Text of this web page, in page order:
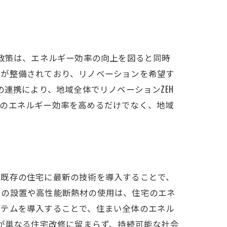
は、エネルギー効率の向上を図ると同時
整備されており、リノベーションを希望す
携により、地域全体でリノベーションZEH
エネルギー効率を高めるだけでなく、地域
の住宅に最新の技術を導入することで、
設置や高性能断熱材の使用は、住宅のエネ
ムを導入することで、住まい全体のエネル
なる住宅改修に留まらず、持続可能な社会